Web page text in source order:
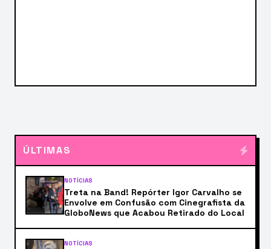
ÚLTIMAS
NOTÍCIAS
Treta na Band! Repórter Igor Carvalho se
Envolve em Confusão com Cinegrafista da
GloboNews que Acabou Retirado do Local
NOTÍCIAS